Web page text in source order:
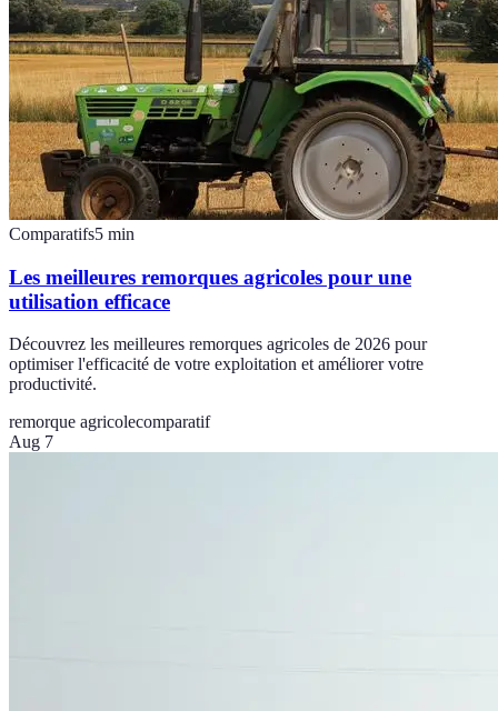
Comparatifs5 min
Les meilleures remorques agricoles pour une
utilisation efficace
Découvrez les meilleures remorques agricoles de 2026 pour
optimiser l'efficacité de votre exploitation et améliorer votre
productivité.
remorque agricolecomparatif
Aug 7